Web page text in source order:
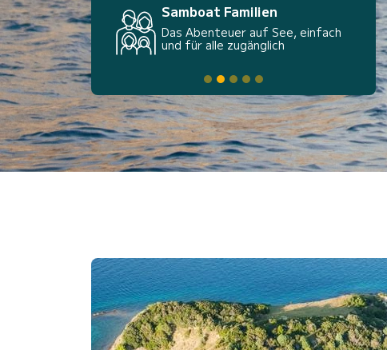
Samboat Familien
Das Abenteuer auf See, einfach
und für alle zugänglich